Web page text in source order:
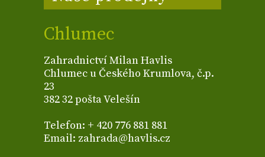
Chlumec
Zahradnictví Milan Havlis
Chlumec u Českého Krumlova, č.p.
23
382 32 pošta Velešín
Telefon: + 420 776 881 881
Email: zahrada@havlis.cz